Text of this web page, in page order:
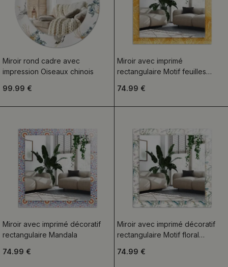
Miroir rond cadre avec
impression Oiseaux chinois
99.99 €
Miroir avec imprimé
rectangulaire Motif feuilles
74.99 €
Miroir avec imprimé décoratif
rectangulaire Mandala
74.99 €
Miroir avec imprimé décoratif
rectangulaire Motif floral
74.99 €